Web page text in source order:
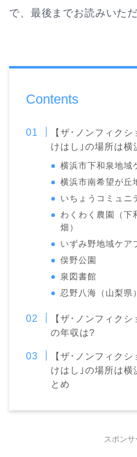
で、最後までお読みいた
Contents
【ザ･ノンフィク
けはし｣の場所は横
横浜市下和泉地域
横浜市南希望が丘
いちょうコミュニ
わくわく農園（下
畑）
いずみ野地域ケア
俣野公園
泉図書館
忍野八海（山梨県）
【ザ･ノンフィク
の年収は?
【ザ･ノンフィク
けはし｣の場所は横
とめ
スポンサ